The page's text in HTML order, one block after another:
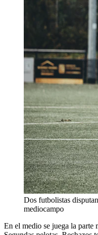
Dos futbolistas
mediocampo
En el medio se juega la parte